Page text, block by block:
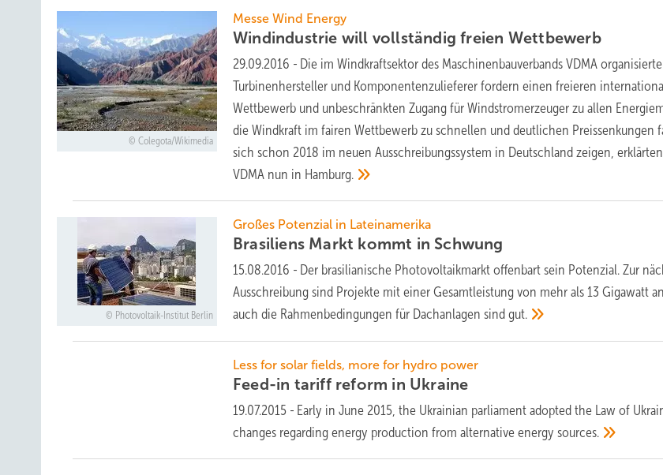
Colegota/Wikimedia
Messe Wind Energy
Windindustrie will vollständig freien Wettbewerb
29.09.2016 - Die im Windkraftsektor des Maschinenbauverbands VDMA
Turbinenhersteller und Komponentenzulieferer fordern einen freieren
Wettbewerb und unbeschränkten Zugang für Windstromerzeuger zu allen
die Windkraft im fairen Wettbewerb zu schnellen und deutlichen Preissenkungen
sich schon 2018 im neuen Ausschreibungssystem in Deutschland zeigen,
VDMA nun in Hamburg.
Photovoltaik-Institut Berlin
Großes Potenzial in Lateinamerika
Brasiliens Markt kommt in Schwung
15.08.2016 - Der brasilianische Photovoltaikmarkt offenbart sein Potenzial. Zur
Ausschreibung sind Projekte mit einer Gesamtleistung von mehr als 13 Gigawatt
auch die Rahmenbedingungen für Dachanlagen sindgut.
Less for solar fields, more for hydro power
Feed-in tariff reform in Ukraine
19.07.2015 - Early in June 2015, the Ukrainian parliament adopted the Law of
changes regarding energy production from alternative energysources.